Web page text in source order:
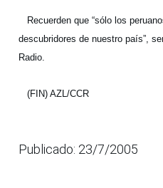
Recuerden que “sólo los
descubridores de nuestro país”,
Radio.
(FIN) AZL/CCR
Publicado: 23/7/2005